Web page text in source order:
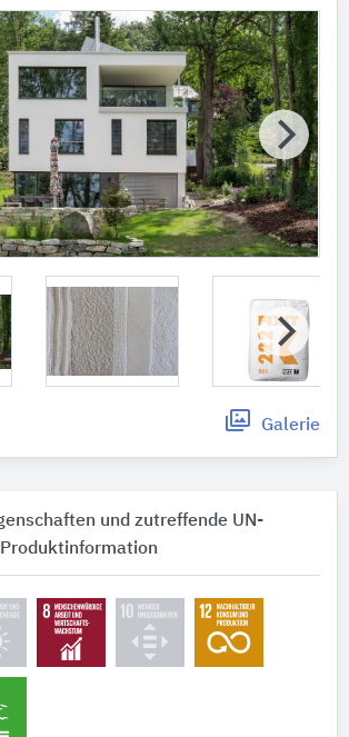
Galerie
und zutreffende UN-